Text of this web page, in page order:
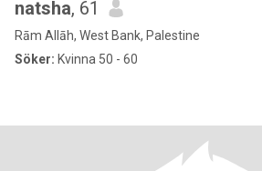
natsha, 61
Rām Allāh, West Bank, Palestine
Söker: Kvinna 50 - 60